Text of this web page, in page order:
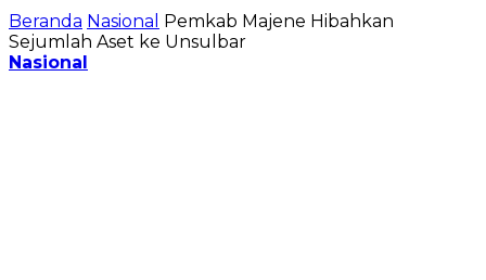
Beranda Nasional Pemkab Majene Hibahkan
Sejumlah Aset ke Unsulbar
Nasional